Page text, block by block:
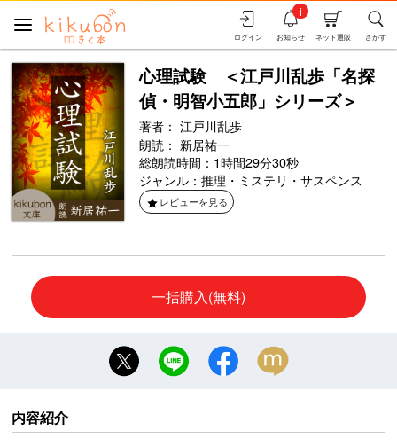
さがす
ネット通販
お知らせ
i
ログイン
心理試験 ＜江戸川乱歩「名探
偵・明智小五郎」シリーズ＞
著者： 江戸川乱歩
朗読： 新居祐一
総朗読時間：1時間29分30秒
ジャンル： 推理・ミステリ・サスペンス
レビューを見る
一括購入(無料)
内容紹介